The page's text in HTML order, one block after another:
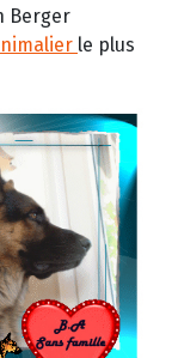
Berger
le plus